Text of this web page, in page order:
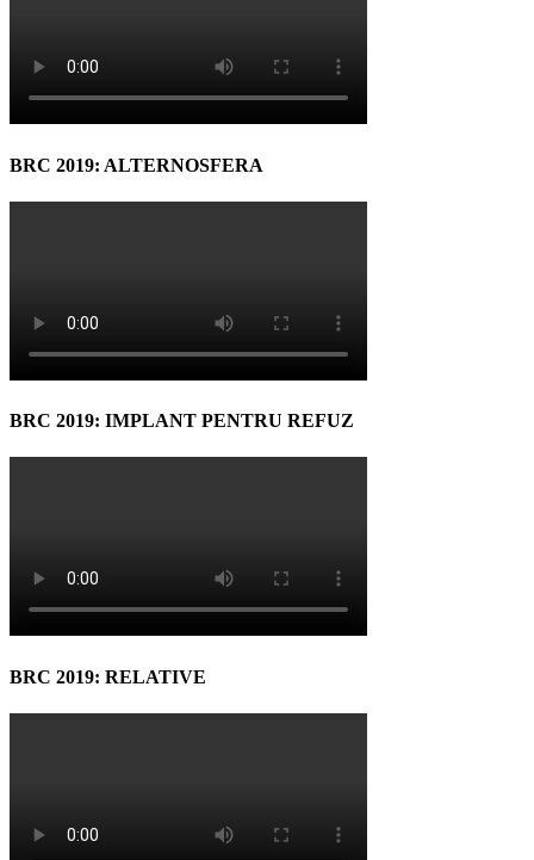
BRC 2019: ALTERNOSFERA
BRC 2019: IMPLANT PENTRU REFUZ
BRC 2019: RELATIVE